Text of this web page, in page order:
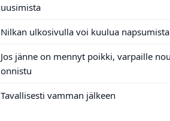
uusimista
Nilkan ulkosivulla voi kuulua napsumista
Jos jänne on mennyt poikki, varpaille
onnistu
Tavallisesti vamman jälkeen